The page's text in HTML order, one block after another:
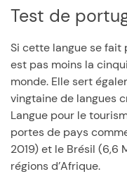
Test de
Si cette langue se fait
est pas moins la
monde. Elle sert
vingtaine de langues
Langue pour le
portes de pays
2019) et le Brésil (6,6
régions d’Afrique.